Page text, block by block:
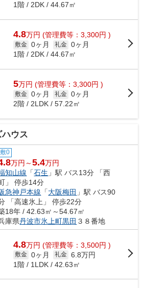
1階 / 2DK / 44.67㎡
4.8万円 (管理費等：3,300円 )
敷金 0ヶ月 礼金 0ヶ月
1階 / 2DK / 44.67㎡
5万円 (管理費等：3,300円 )
敷金 0ヶ月 礼金 0ヶ月
2階 / 2LDK / 57.22㎡
ハウス
敷0
万円～5.4万円
知山線 「石生 」駅 バス13分 「西
」 停歩14分
急神戸本線 「大阪梅田 」駅 バス90
「高速氷上」 停歩22分
18年 / 42.63㎡～54.67㎡
庫県丹波市氷上町黒田 ３８番地
4.8万円 (管理費等：3,500円 )
敷金 0ヶ月 礼金 6.8万円
1階 / 1LDK / 42.63㎡